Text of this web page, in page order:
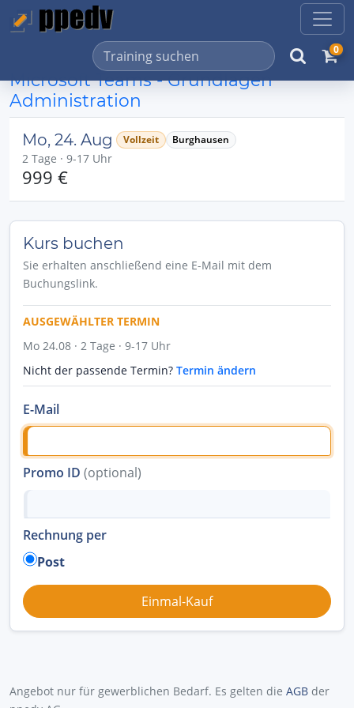
0
Microsoft Teams - Grundlagen
Administration
Mo, 24. Aug Vollzeit Burghausen
2 Tage · 9-17 Uhr
999 €
Kurs buchen
Sie erhalten anschließend eine E-Mail mit dem
Buchungslink.
AUSGEWÄHLTER TERMIN
Mo 24.08 · 2 Tage · 9-17 Uhr
Nicht der passende Termin? Termin ändern
E-Mail
Promo ID (optional)
Rechnung per
Post
Angebot nur für gewerblichen Bedarf. Es gelten die AGB der